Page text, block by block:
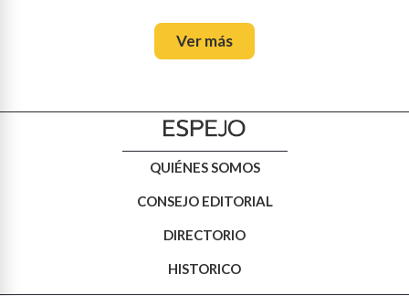
Ver más
QUIÉNES SOMOS
CONSEJO EDITORIAL
DIRECTORIO
HISTORICO